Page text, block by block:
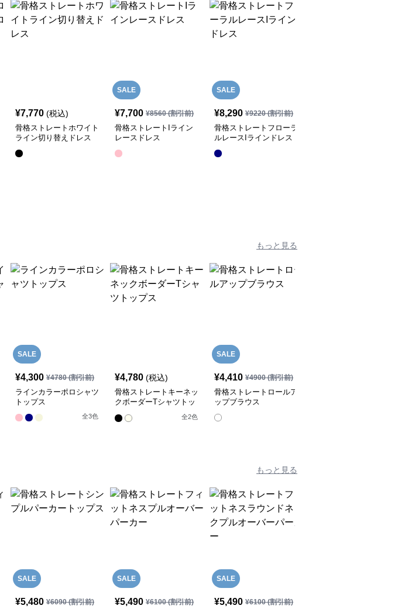
¥7,770 (税込)
骨格ストレートホワイト
ライン切り替えドレス
SALE
¥7,700 ¥8560(割引前)
骨格ストレートIライン
レースドレス
SALE
¥8,290 ¥9220(割引前)
骨格ストレートフローラ
ルレースIラインドレス
もっと見る
SALE
¥4,300 ¥4780(割引前)
ラインカラーポロシャツ
トップス
全3色
¥4,780 (税込)
骨格ストレートキーネッ
クボーダーTシャツトッ
全2色
SALE
¥4,410 ¥4900(割引前)
骨格ストレートロールア
ップブラウス
もっと見る
SALE
¥5,480 ¥6090(割引前)
SALE
¥5,490 ¥6100(割引前)
SALE
¥5,490 ¥6100(割引前)